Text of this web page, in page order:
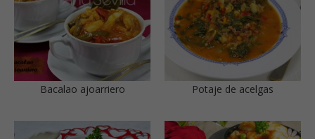
Bacalao ajoarriero Potaje de acelgas